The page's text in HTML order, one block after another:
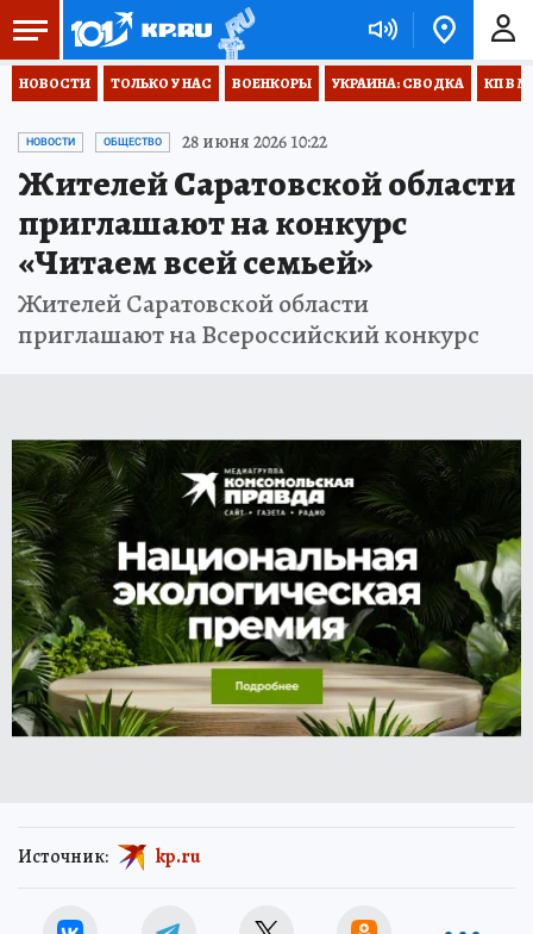
НОВОСТИ ТОЛЬКО У НАС ВОЕНКОРЫ УКРАИНА: СВОДКА КП В
НОВОСТИ ОБЩЕСТВО 28 июня 2026 10:22
Жителей Саратовской области
приглашают на конкурс
«Читаем всей семьей»
Жителей Саратовской области
приглашают на Всероссийский конкурс
Источник: kp.ru